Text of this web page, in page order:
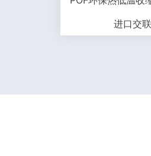
进口交